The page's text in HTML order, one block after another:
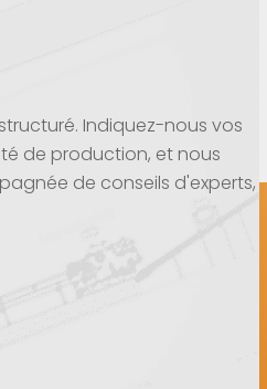
Indiquez-nous vos
de production, et nous
de conseils d'experts,